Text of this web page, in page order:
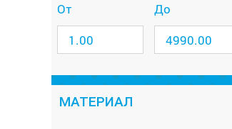
Jose Amorales
20
Navigator
Fashion
18
Ytop
От
До
МАТЕРИАЛ